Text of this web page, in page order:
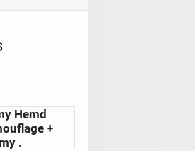
Hemd
+
.